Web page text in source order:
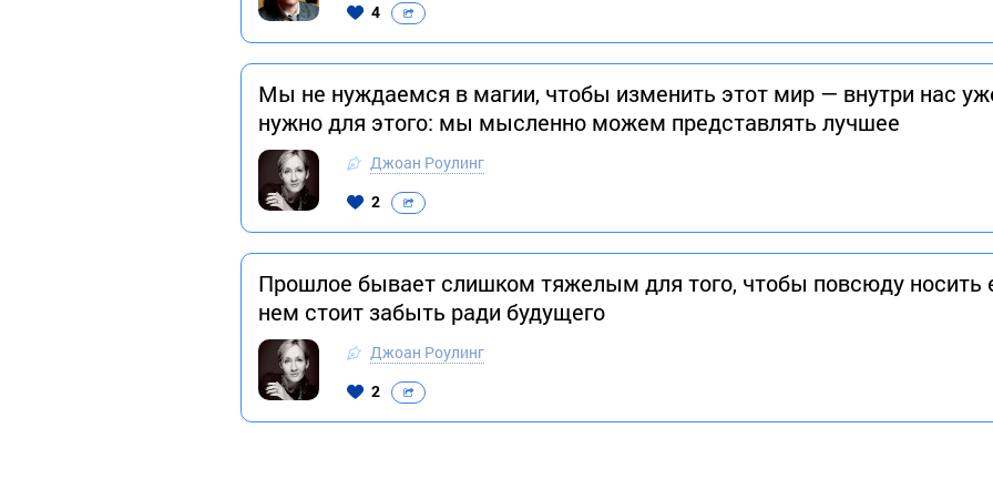
4
Мы не нуждаемся в магии, чтобы изменить этот мир — внутри нас
нужно для этого: мы мысленно можем представлять лучшее
Джоан Роулинг
2
Прошлое бывает слишком тяжелым для того, чтобы повсюду носить
нем стоит забыть ради будущего
Джоан Роулинг
2